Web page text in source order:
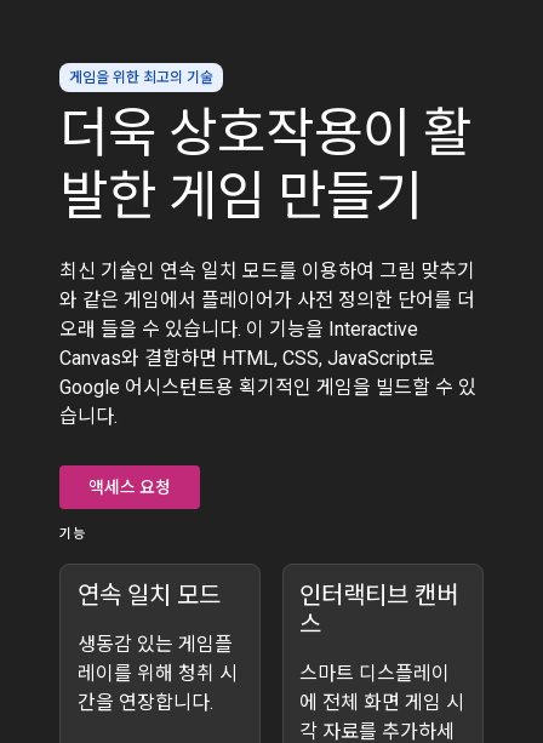
게임을 위한 최고의 기술
더욱 상호작용이 활
발한 게임 만들기
최신 기술인 연속 일치 모드를 이용하여 그림 맞추기
와 같은 게임에서 플레이어가 사전 정의한 단어를 더
오래 들을 수 있습니다. 이 기능을 Interactive
Canvas와 결합하면 HTML, CSS, JavaScript로
Google 어시스턴트용 획기적인 게임을 빌드할 수 있
습니다.
액세스 요청
기능
연속 일치 모드
생동감 있는 게임플
레이를 위해 청취 시
간을 연장합니다.
인터랙티브 캔버
스
스마트 디스플레이
에 전체 화면 게임 시
각 자료를 추가하세